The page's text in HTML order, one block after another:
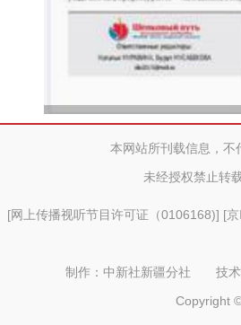
本网站所刊载信息，不
未经授权禁止转
[网上传播视听节目许可证（0106168)] [
制作：中新社新疆分社 技
Copyright